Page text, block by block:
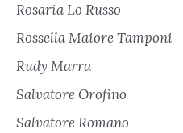
Rosaria Lo Russo
Rossella Maiore Tamponi
Rudy Marra
Salvatore Orofino
Salvatore Romano